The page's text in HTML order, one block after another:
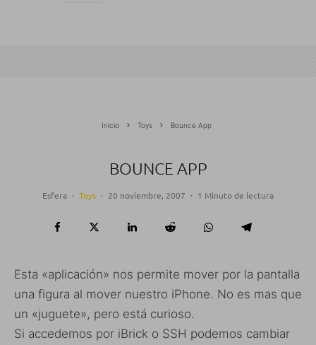
Inicio Toys Bounce App
BOUNCE APP
Esfera · Toys · 20 noviembre, 2007 · 1 Minuto de lectura
Esta «aplicación» nos permite mover por la pantalla
una figura al mover nuestro iPhone. No es mas que
un «juguete», pero está curioso.
Si accedemos por iBrick o SSH podemos cambiar